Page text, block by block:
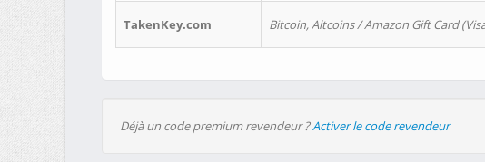
TakenKey.com Bitcoin, Altcoins / Amazon Gift Card
Déjà un code premium revendeur ?Activer le code revendeur